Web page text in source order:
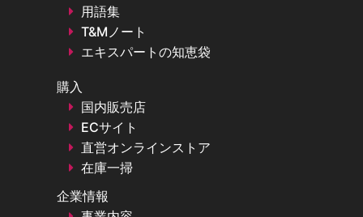
用語集
T&Mノート
エキスパートの知恵袋
購入
国内販売店
ECサイト
直営オンラインストア
在庫一掃
企業情報